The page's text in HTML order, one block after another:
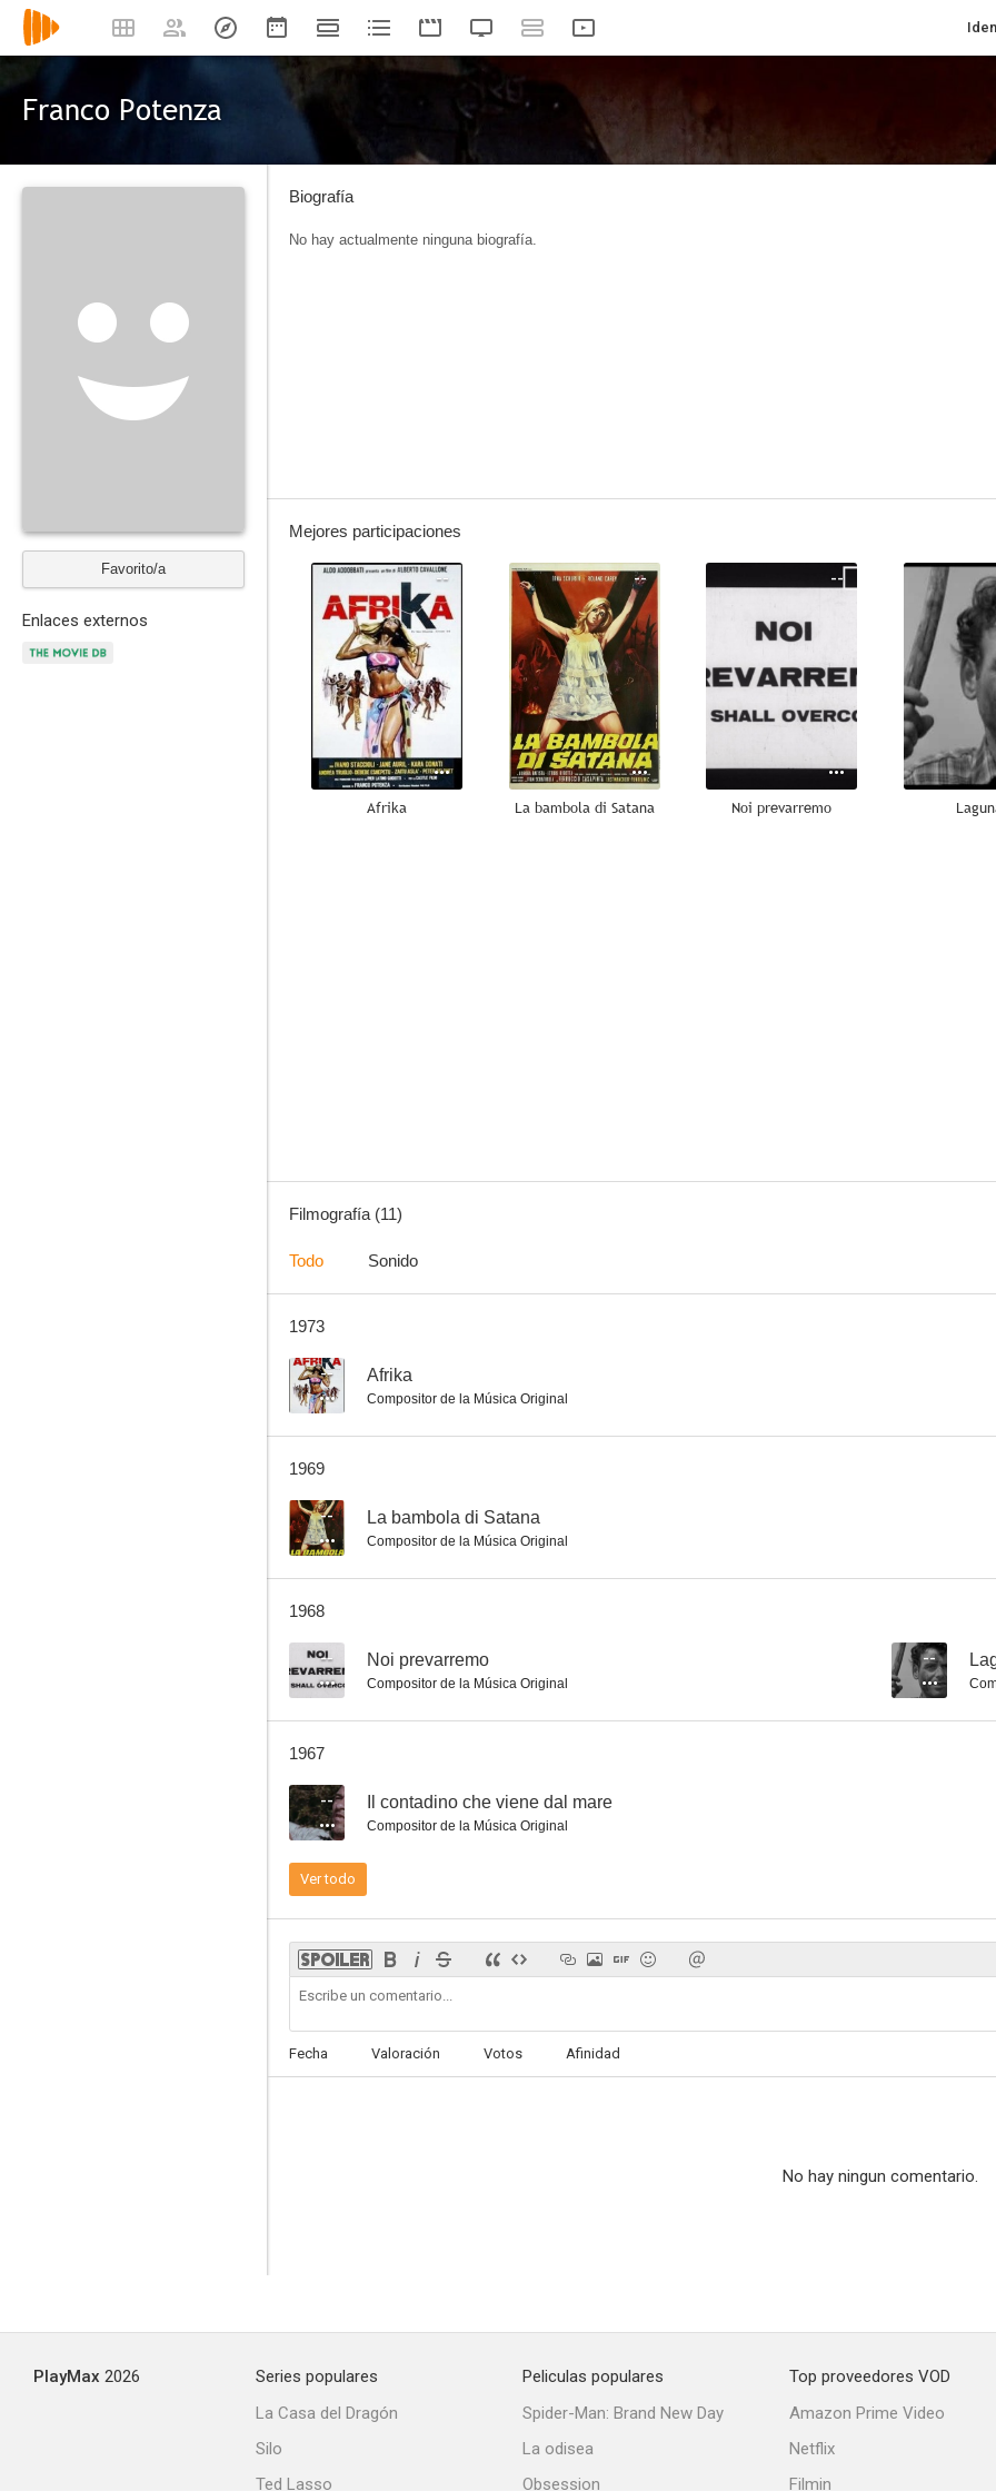
Franco Potenza
Favorito/a
Enlaces externos
Biografía
No hay actualmente ninguna biografía.
Mejores participaciones
--
Afrika
--
La bambola di Satana
--
Noi prevarremo
Filmografía (11)
Todo Sonido
1973
-- Afrika
Compositor de la Música Original
1969
-- La bambola di Satana
Compositor de la Música Original
1968
-- Noi prevarremo
Compositor de la Música Original
--
1967
-- Il contadino che viene dal mare
Compositor de la Música Original
Ver todo
Fecha Valoración Votos Afinidad
No hay ningun comentario.
PlayMax 2026
Series populares
La Casa del Dragón
Silo
Ted Lasso
Peliculas populares
Spider-Man: Brand New Day
La odisea
Obsession
Top proveedores VOD
Amazon Prime Video
Netflix
Filmin